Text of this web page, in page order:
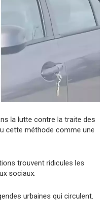
la lutte contre la traite des
cette méthode comme une
trouvent ridicules les
sociaux.
urbaines qui circulent.